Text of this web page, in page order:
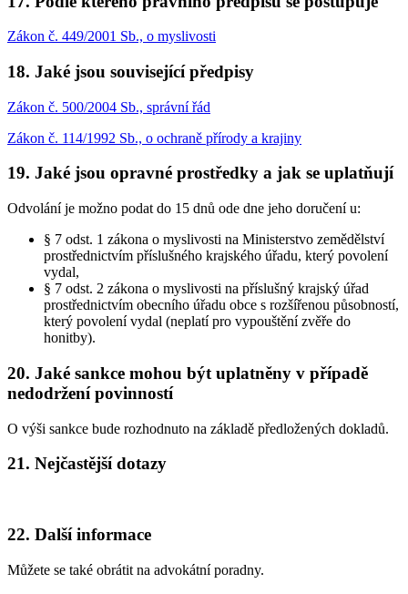
Zákon č. 449/2001 Sb., o myslivosti
18. Jaké jsou související předpisy
Zákon č. 500/2004 Sb., správní řád
Zákon č. 114/1992 Sb., o ochraně přírody a krajiny
19. Jaké jsou opravné prostředky a jak se uplatňují
Odvolání je možno podat do 15 dnů ode dne jeho doručení u:
§ 7 odst. 1 zákona o myslivosti na Ministerstvo zemědělství
prostřednictvím příslušného krajského úřadu, který povolení
vydal,
§ 7 odst. 2 zákona o myslivosti na příslušný krajský úřad
prostřednictvím obecního úřadu obce s rozšířenou působností,
který povolení vydal (neplatí pro vypouštění zvěře do
honitby).
20. Jaké sankce mohou být uplatněny v případě
nedodržení povinností
O výši sankce bude rozhodnuto na základě předložených dokladů.
21. Nejčastější dotazy
22. Další informace
Můžete se také obrátit na advokátní poradny.